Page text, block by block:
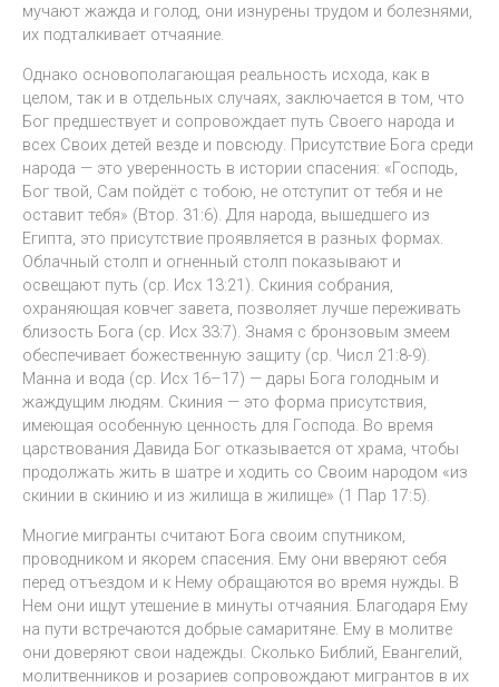
мучают жажда и голод, они изнурены трудом и болезнями,
их подталкивает отчаяние.
Однако основополагающая реальность исхода, как в
целом, так и в отдельных случаях, заключается в том, что
Бог предшествует и сопровождает путь Своего народа и
всех Своих детей везде и повсюду. Присутствие Бога среди
народа — это уверенность в истории спасения: «Господь,
Бог твой, Сам пойдёт с тобою, не отступит от тебя и не
оставит тебя» (Втор. 31:6). Для народа, вышедшего из
Египта, это присутствие проявляется в разных формах.
Облачный столп и огненный столп показывают и
освещают путь (ср. Исх 13:21). Скиния собрания,
охраняющая ковчег завета, позволяет лучше переживать
близость Бога (ср. Исх 33:7). Знамя с бронзовым змеем
обеспечивает божественную защиту (ср. Числ 21:8-9).
Манна и вода (ср. Исх 16–17) — дары Бога голодным и
жаждущим людям. Скиния — это форма присутствия,
имеющая особенную ценность для Господа. Во время
царствования Давида Бог отказывается от храма, чтобы
продолжать жить в шатре и ходить со Своим народом «из
скинии в скинию и из жилища в жилище» (1 Пар 17:5).
Многие мигранты считают Бога своим спутником,
проводником и якорем спасения. Ему они вверяют себя
перед отъездом и к Нему обращаются во время нужды. В
Нем они ищут утешение в минуты отчаяния. Благодаря Ему
на пути встречаются добрые самаритяне. Ему в молитве
они доверяют свои надежды. Сколько Библий, Евангелий,
молитвенников и розариев сопровождают мигрантов в их